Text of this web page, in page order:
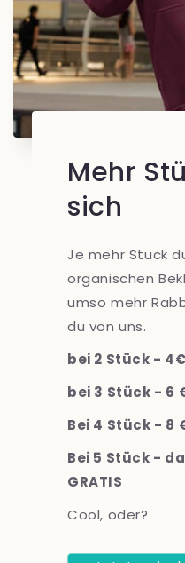
Mehr
sich
Je mehr Stück
organischen
umso mehr
du von uns.
bei 2 Stück -
bei 3 Stück - 6
Bei 4 Stück - 8
Bei 5 Stück -
GRATIS
Cool, oder?